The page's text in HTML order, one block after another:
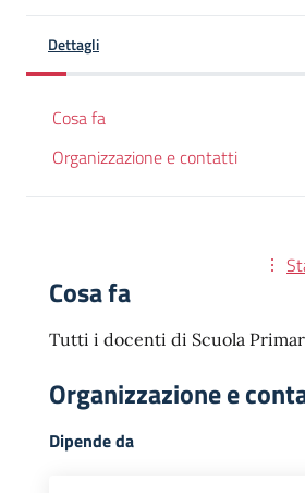
Dettagli
Cosa fa
Organizzazione e contatti
Cosa fa
Tutti i docenti di Scuola
Organizzazione e
Dipende da